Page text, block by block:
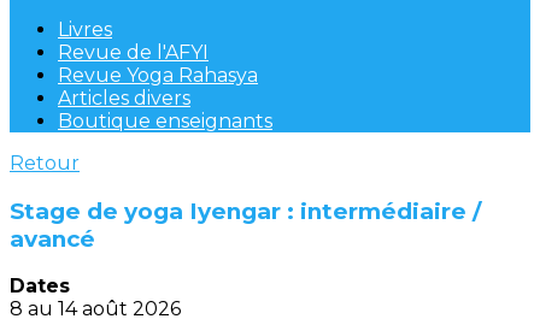
Livres
Revue de l'AFYI
Revue Yoga Rahasya
Articles divers
Boutique enseignants
Retour
Stage de yoga Iyengar : intermédiaire /
avancé
Dates
8 au 14 août 2026